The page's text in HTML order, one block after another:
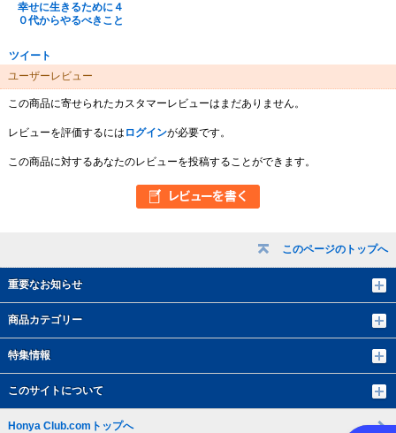
このページのトップへ
重要なお知らせ
商品カテゴリー
特集情報
このサイトについて
幸せに生きるために４
０代からやるべきこと
ツイート
ユーザーレビュー
この商品に寄せられたカスタマーレビューはまだありません。
レビューを評価するには ログインが必要です。
この商品に対するあなたのレビューを投稿することができます。
Honya Club.comトップへ